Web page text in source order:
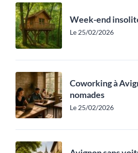
Week-end
Le 25/02/2026
Coworking à
nomades
Le 25/02/2026